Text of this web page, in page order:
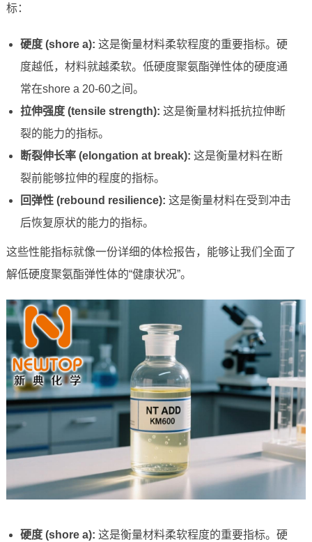
标：
硬度 (shore a): 这是衡量材料柔软程度的重要指标。硬
度越低，材料就越柔软。低硬度聚氨酯弹性体的硬度通
常在shore a 20-60之间。
拉伸强度 (tensile strength): 这是衡量材料抵抗拉伸断
裂的能力的指标。
断裂伸长率 (elongation at break): 这是衡量材料在断
裂前能够拉伸的程度的指标。
回弹性 (rebound resilience): 这是衡量材料在受到冲击
后恢复原状的能力的指标。
这些性能指标就像一份详细的体检报告，能够让我们全面了
解低硬度聚氨酯弹性体的“健康状况”。
硬度 (shore a): 这是衡量材料柔软程度的重要指标。硬